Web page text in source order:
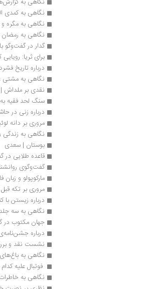
نگاهی به کمدی
نگاهی به مگره
نگاهی به
گدار در گفت‌وگو
برای ثریا:
درباره تاریخ
نگاهی به مشتی
نقدی بر ملداش
سنگ لحد فقیه
درباره زنی در
مروری بر دانه
نگاهی به زندگی
بوستان | سعدی
قاعده طلایی
گفت‌وگوی
مارکوپولو و
مروری بر تکه
درباره زیستن
نگاهی به سه
جهان مکتوب در
درباره
نشست نقد و
نگاهی به
فوتبال علیه
نگاهی به